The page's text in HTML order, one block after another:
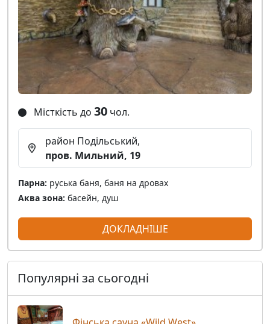
Місткість до 30 чол.
район Подільський,
пров. Мильний, 19
Парна: руська баня, баня на дровах
Аква зона: басейн, душ
ДОКЛАДНІШЕ
Популярні за сьогодні